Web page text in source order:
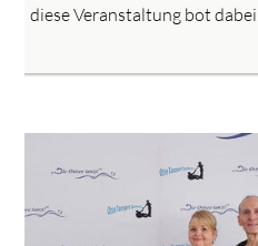
diese Veranstaltung bot dabei...